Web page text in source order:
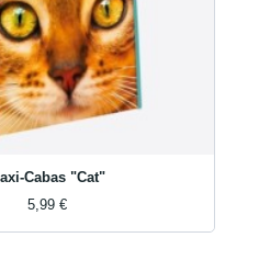
Cabas "Cat"
5,99 €